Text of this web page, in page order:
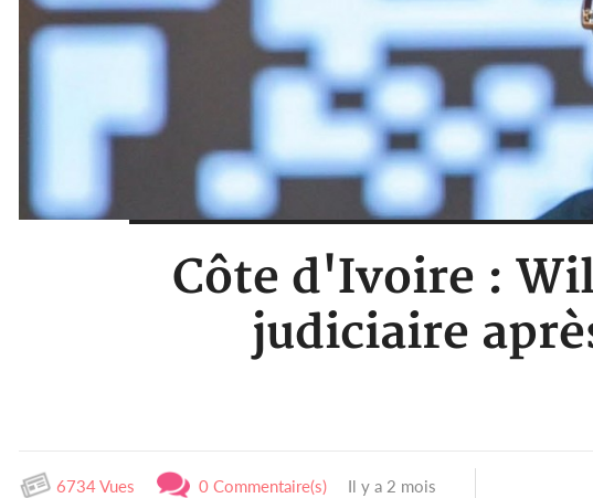
Côte d'Ivoire :
judiciaire
6734 Vues 0 Commentaire(s) Il y a 2 mois